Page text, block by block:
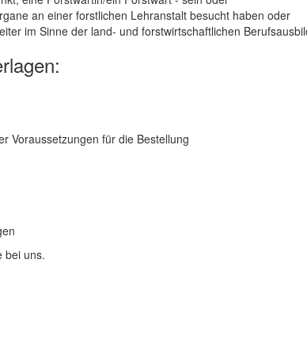
an einer forstlichen Lehranstalt besucht haben oder
im Sinne der land- und forstwirtschaftlichen
Voraussetzungen für die Bestellung
bei uns.